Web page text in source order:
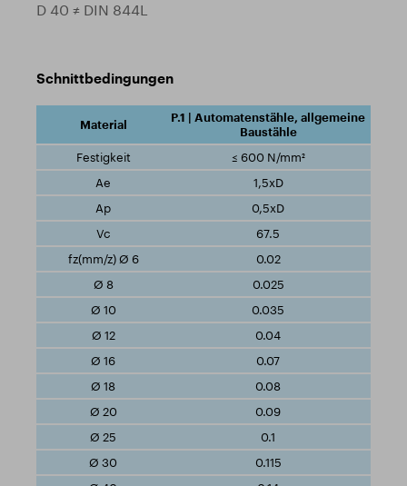
D 40 ≠ DIN 844L
Schnittbedingungen
P.1 | Automatenstähle, allgemeine
Baustähle
≤ 600 N/mm²
1,5xD
0,5xD
67.5
0.02
0.025
0.035
0.04
0.07
0.08
0.09
0.1
0.115